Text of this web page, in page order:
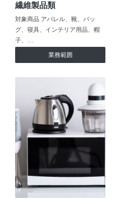
繊維製品類
対象商品 アパレル、靴、バッ
グ、寝具、インテリア用品、帽
子、…
業務範囲